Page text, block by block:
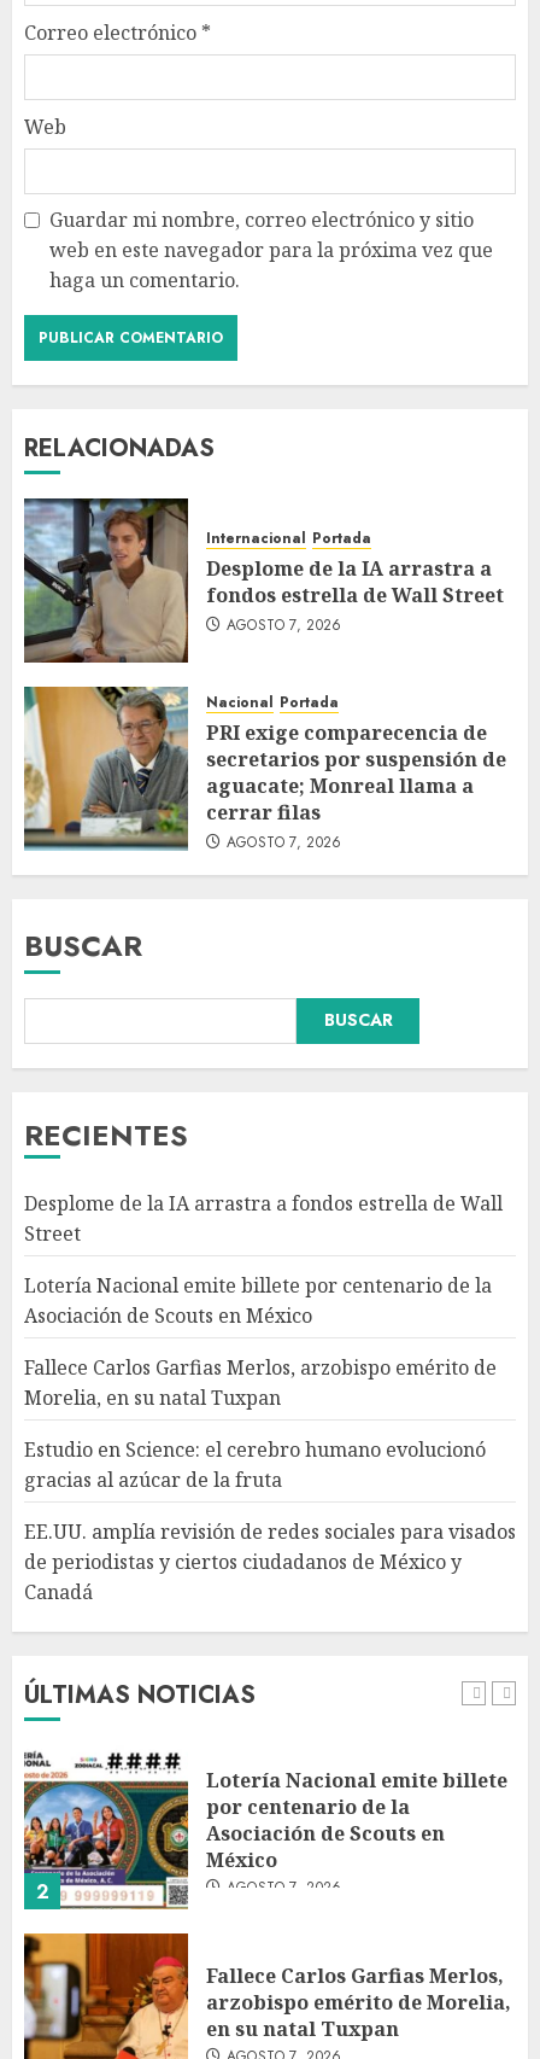
Correo electrónico *
Web
Guardar mi nombre, correo electrónico y sitio
web en este navegador para la próxima vez que
haga un comentario.
RELACIONADAS
Internacional Portada
Desplome de la IA arrastra a
fondos estrella de Wall Street
AGOSTO 7, 2026
Nacional Portada
PRI exige comparecencia de
secretarios por suspensión de
aguacate; Monreal llama a
cerrar filas
AGOSTO 7, 2026
BUSCAR
BUSCAR
RECIENTES
Desplome de la IA arrastra a fondos estrella de Wall
Street
Lotería Nacional emite billete por centenario de la
Asociación de Scouts en México
Fallece Carlos Garfias Merlos, arzobispo emérito de
Morelia, en su natal Tuxpan
Estudio en Science: el cerebro humano evolucionó
gracias al azúcar de la fruta
EE.UU. amplía revisión de redes sociales para visados
de periodistas y ciertos ciudadanos de México y
Canadá
ÚLTIMAS NOTICIAS
3
Fallece Carlos Garfias Merlos,
4
humano evolucionó gracias al
azúcar de la fruta
AGOSTO 7, 2026
EE.UU. amplía revisión de
periodistas y ciertos
ciudadanos de México y
Canadá
AGOSTO 7, 2026
1
fondos estrella de Wall Street
2
Lotería Nacional emite billete
por centenario de la
Asociación de Scouts en
México
AGOSTO 7, 2026
Fallece Carlos Garfias Merlos,
arzobispo emérito de Morelia,
en su natal Tuxpan